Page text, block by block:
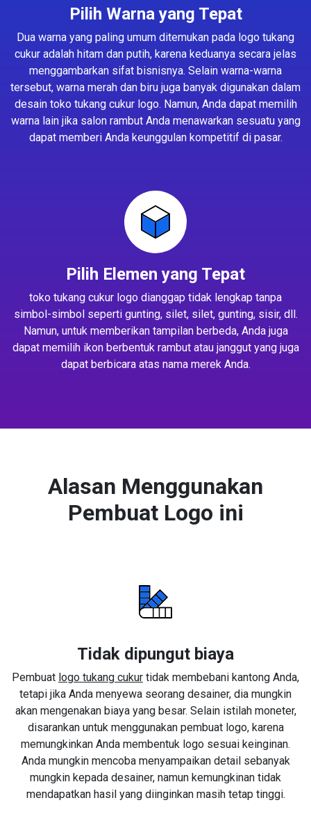
Pilih Warna yang Tepat
Dua warna yang paling umum ditemukan pada logo tukang
cukur adalah hitam dan putih, karena keduanya secara jelas
menggambarkan sifat bisnisnya. Selain warna-warna
tersebut, warna merah dan biru juga banyak digunakan dalam
desain toko tukang cukur logo. Namun, Anda dapat memilih
warna lain jika salon rambut Anda menawarkan sesuatu yang
dapat memberi Anda keunggulan kompetitif di pasar.
Pilih Elemen yang Tepat
toko tukang cukur logo dianggap tidak lengkap tanpa
simbol-simbol seperti gunting, silet, silet, gunting, sisir, dll.
Namun, untuk memberikan tampilan berbeda, Anda juga
dapat memilih ikon berbentuk rambut atau janggut yang juga
dapat berbicara atas nama merek Anda.
Alasan Menggunakan
Pembuat Logo ini
Tidak dipungut biaya
Pembuat logo tukang cukur tidak membebani kantong Anda,
tetapi jika Anda menyewa seorang desainer, dia mungkin
akan mengenakan biaya yang besar. Selain istilah moneter,
disarankan untuk menggunakan pembuat logo, karena
memungkinkan Anda membentuk logo sesuai keinginan.
Anda mungkin mencoba menyampaikan detail sebanyak
mungkin kepada desainer, namun kemungkinan tidak
mendapatkan hasil yang diinginkan masih tetap tinggi.